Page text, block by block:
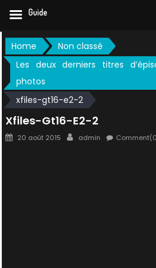
Skip
to
content
Home
Non classé
Les deux derniers titres
photos
xfiles-gt16-e2-2
Xfiles-Gt16-E2-2
Posted
20 août 2015 Author
admin
Guide